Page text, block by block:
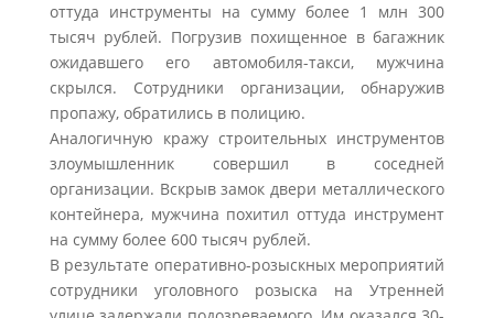
оттуда инструменты на сумму более 1 млн 300
тысяч рублей. Погрузив похищенное в багажник
ожидавшего его автомобиля-такси, мужчина
скрылся. Сотрудники организации, обнаружив
пропажу, обратились в полицию.
Аналогичную кражу строительных инструментов
злоумышленник совершил в соседней
организации. Вскрыв замок двери металлического
контейнера, мужчина похитил оттуда инструмент
на сумму более 600 тысяч рублей.
В результате оперативно-розыскных мероприятий
сотрудники уголовного розыска на Утренней